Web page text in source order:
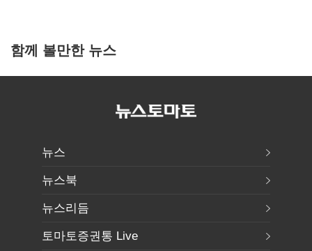
함께 볼만한 뉴스
뉴스
뉴스북
뉴스리듬
토마토증권통 Live